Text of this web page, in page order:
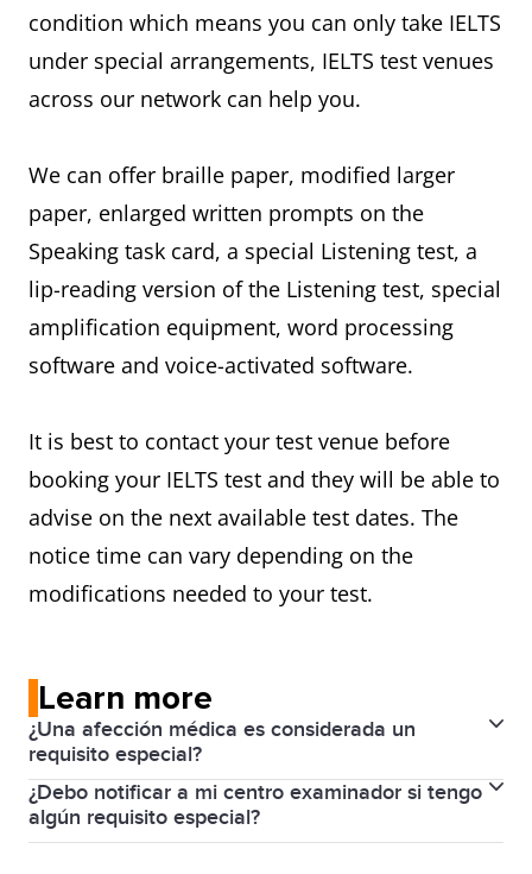
condition which means you can only take IELTS
under special arrangements, IELTS test venues
across our network can help you.
We can offer braille paper, modified larger
paper, enlarged written prompts on the
Speaking task card, a special Listening test, a
lip-reading version of the Listening test, special
amplification equipment, word processing
software and voice-activated software.
It is best to contact your test venue before
booking your IELTS test and they will be able to
advise on the next available test dates. The
notice time can vary depending on the
modifications needed to your test.
Learn more
¿Una afección médica es considerada un
requisito especial?
Sí.
Podemos llevar a cabo distintos preparativos para
¿Debo notificar a mi centro examinador si tengo
algún requisito especial?